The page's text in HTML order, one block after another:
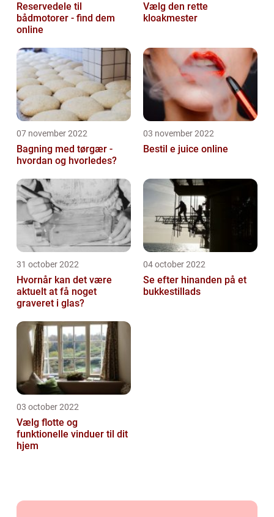
Reservedele til
bådmotorer - find dem
online
Vælg den rette
kloakmester
07 november 2022
Bagning med tørgær -
hvordan og hvorledes?
03 november 2022
Bestil e juice online
31 october 2022
Hvornår kan det være
aktuelt at få noget
graveret i glas?
04 october 2022
Se efter hinanden på et
bukkestillads
03 october 2022
Vælg flotte og
funktionelle vinduer til dit
hjem